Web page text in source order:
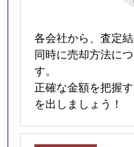
各会社から、査定結
同時に売却方法に
す。
正確な金額を把握
を出しましょう！